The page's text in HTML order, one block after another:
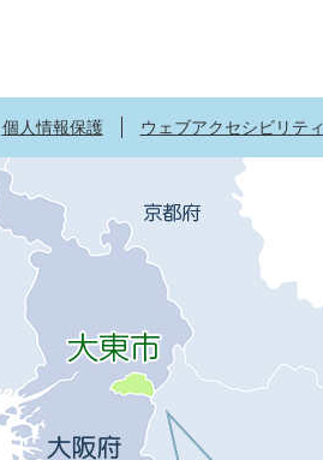
個人情報保護 ウェブアクセシビリティ